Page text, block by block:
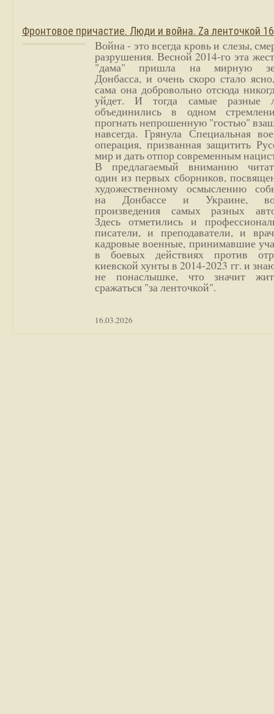
Фронтовое причастие. Люди и война. Zа ленточкой
Война - это всегда кровь и слезы,
разрушения. Весной 2014-го эта
"дама" пришла на мирную
Донбасса, и очень скоро стало
сама она добровольно отсюда
уйдет. И тогда самые разные
объединились в одном
прогнать непрошенную "гостью"
навсегда. Грянула Специальная
операция, призванная защитить
мир и дать отпор современным
В предлагаемый вниманию
один из первых сборников,
художественному осмыслению
на Донбассе и Украине,
произведения самых разных
Здесь отметились и
писатели, и преподаватели, и
кадровые военные, принимавшие
в боевых действиях против
киевской хунты в 2014-2023 гг. и
не понаслышке, что значит
сражаться "за ленточкой".
16.03.2026